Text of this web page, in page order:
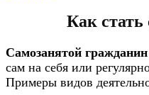
Как
Самозанятой гражданин
сам на себя или
Примеры видов